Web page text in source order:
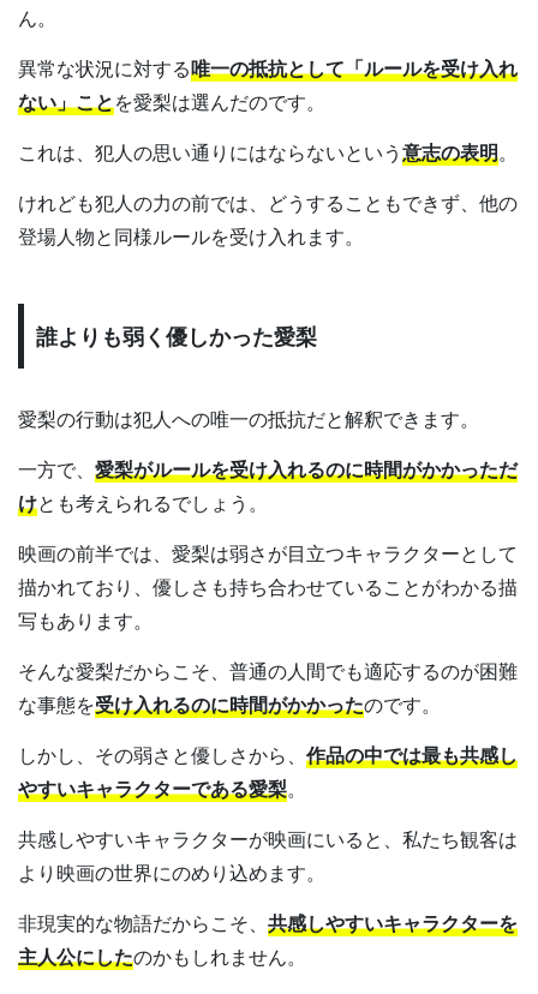
ん。
異常な状況に対する唯一の抵抗として「ルールを受け入れ
ない」ことを愛梨は選んだのです。
これは、犯人の思い通りにはならないという意志の表明。
けれども犯人の力の前では、どうすることもできず、他の
登場人物と同様ルールを受け入れます。
誰よりも弱く優しかった愛梨
愛梨の行動は犯人への唯一の抵抗だと解釈できます。
一方で、 愛梨がルールを受け入れるのに時間がかかっただ
けとも考えられるでしょう。
映画の前半では、愛梨は弱さが目立つキャラクターとして
描かれており、優しさも持ち合わせていることがわかる描
写もあります。
そんな愛梨だからこそ、普通の人間でも適応するのが困難
な事態を受け入れるのに時間がかかったのです。
しかし、その弱さと優しさから、 作品の中では最も共感し
やすいキャラクターである愛梨。
共感しやすいキャラクターが映画にいると、私たち観客は
より映画の世界にのめり込めます。
非現実的な物語だからこそ、 共感しやすいキャラクターを
主人公にしたのかもしれません。